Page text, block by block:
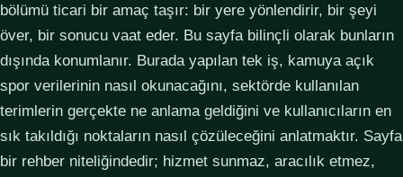
bölümü ticari bir amaç taşır: bir yere yönlendirir, bir şeyi
över, bir sonucu vaat eder. Bu sayfa bilinçli olarak bunların
dışında konumlanır. Burada yapılan tek iş, kamuya açık
spor verilerinin nasıl okunacağını, sektörde kullanılan
terimlerin gerçekte ne anlama geldiğini ve kullanıcıların en
sık takıldığı noktaların nasıl çözüleceğini anlatmaktır. Sayfa
bir rehber niteliğindedir; hizmet sunmaz, aracılık etmez,